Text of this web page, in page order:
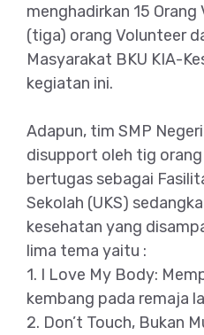
menghadirkan 15
(tiga) orang Volunteer
Masyarakat BKU KIA-
kegiatan ini.
Adapun, tim SMP
disupport oleh tig orang
bertugas sebagai
Sekolah (UKS)
kesehatan yang
lima tema yaitu :
1. I Love My Body:
kembang pada remaja
2. Don’t Touch, Bukan